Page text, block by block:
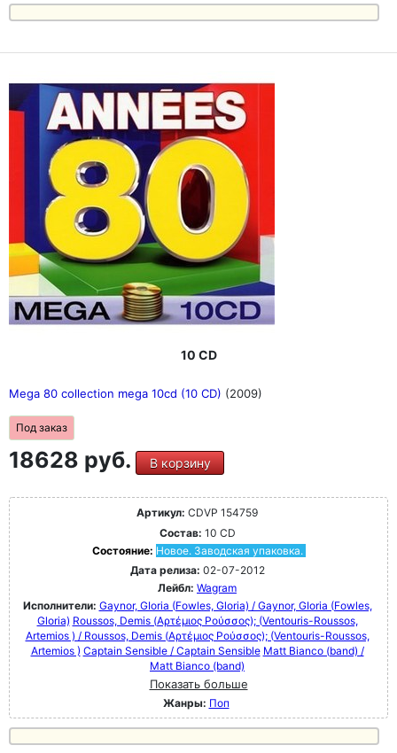
10 CD
Mega 80 collection mega 10cd (10 CD) (2009)
Под заказ
18628 руб. В корзину
Артикул: CDVP 154759
Состав: 10 CD
Состояние: Новое. Заводская упаковка.
Дата релиза: 02-07-2012
Лейбл: Wagram
Исполнители: Gaynor, GIoria (Fowles, Gloria) / Gaynor, GIoria (Fowles,
Gloria) Roussos, Demis (Αρτέμιος Ρούσσος); (Ventouris-Roussos,
Artemios ) / Roussos, Demis (Αρτέμιος Ρούσσος); (Ventouris-Roussos,
Artemios ) Captain Sensible / Captain Sensible Matt Bianco (band) /
Matt Bianco (band)
Показать больше
Жанры: Поп